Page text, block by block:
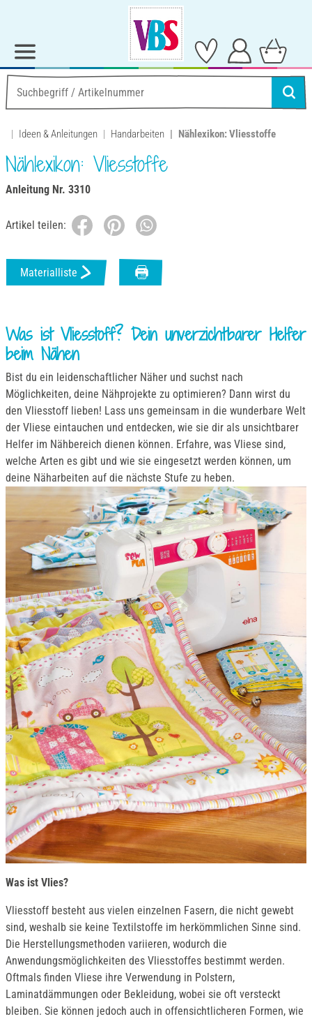
Ideen & Anleitungen Handarbeiten Nählexikon: Vliesstoffe
Nählexikon: Vliesstoffe
Anleitung Nr. 3310
Artikel teilen:
Materialliste
Was ist Vliesstoff? Dein unverzichtbarer Helfer
beim Nähen
Bist du ein leidenschaftlicher Näher und suchst nach
Möglichkeiten, deine Nähprojekte zu optimieren? Dann wirst du
den Vliesstoff lieben! Lass uns gemeinsam in die wunderbare Welt
der Vliese eintauchen und entdecken, wie sie dir als unsichtbarer
Helfer im Nähbereich dienen können. Erfahre, was Vliese sind,
welche Arten es gibt und wie sie eingesetzt werden können, um
deine Näharbeiten auf die nächste Stufe zu heben.
Was ist Vlies?
Vliesstoff besteht aus vielen einzelnen Fasern, die nicht gewebt
sind, weshalb sie keine Textilstoffe im herkömmlichen Sinne sind.
Die Herstellungsmethoden variieren, wodurch die
Anwendungsmöglichkeiten des Vliesstoffes bestimmt werden.
Oftmals finden Vliese ihre Verwendung in Polstern,
Laminatdämmungen oder Bekleidung, wobei sie oft versteckt
bleiben. Sie können jedoch auch in offensichtlicheren Formen, wie